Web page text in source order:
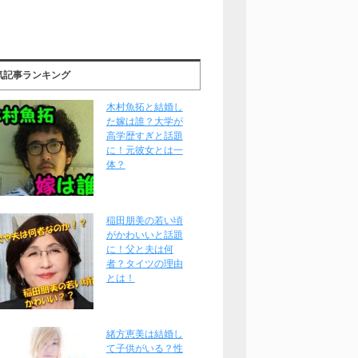
記事ランキング
木村魚拓と結婚し
た嫁は誰？大学が
高学歴すぎと話題
に！元彼女とは一
体？
稲田朋美の若い頃
がかわいいと話題
に！父と夫は何
者？タイツの理由
とは！
緒方恵美は結婚し
て子供がいる？性